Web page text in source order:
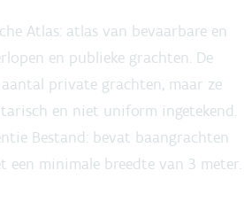
Atlas: atlas van bevaarbare en
en publieke grachten. De
private grachten, maar ze
en niet uniform ingetekend.
Bestand: bevat baangrachten
een minimale breedte van 3 meter.